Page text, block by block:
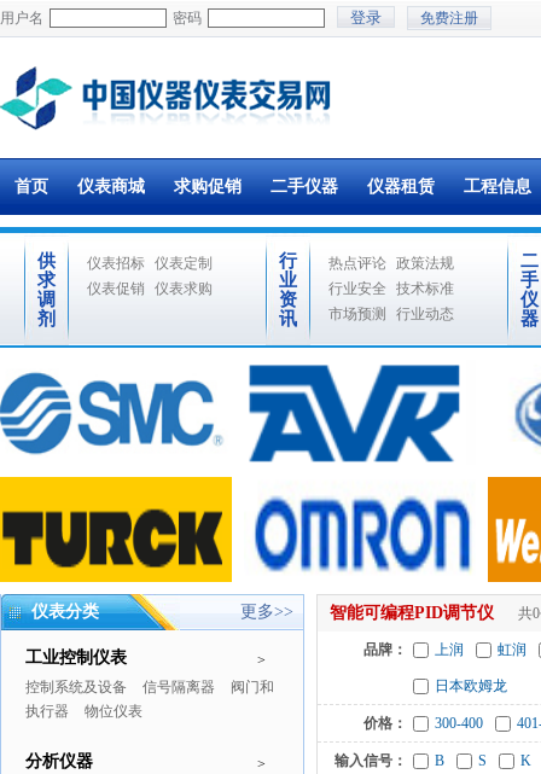
用户名 密码 免费注册
首页 仪表商城 求购促销 二手仪器 仪器租赁 工程信息
供
求
调
剂
仪表招标 仪表定制
仪表促销
仪表求购
行
业
资
讯
热点评论 政策法规
行业安全
技术标准
市场预测
行业动态
二
手
仪
器
仪表分类 更多>>
>
工业控制仪表
控制系统及设备 信号隔离器
阀门和
执行器
物位仪表
>
分析仪器
智能可编程PID调节仪 共
品牌： 上润 虹润
日本欧姆龙
价格： 300-400
输入信号： B S K